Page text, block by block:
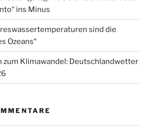
ins Minus
sind die
Ozeans“
zum Klimawandel: Deutschlandwetter